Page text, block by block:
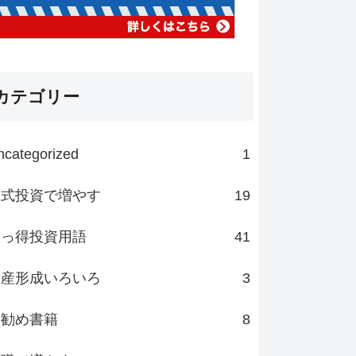
テゴリー
1
投資で増やす 19
得投資用語 41
形成いろいろ 3
め書籍 8